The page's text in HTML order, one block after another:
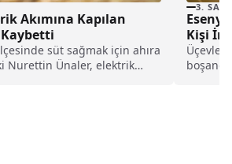
Akımına Kapılan
Kaybetti
süt sağmak için ahıra
Nurettin Ünaler, elektrik
3.
Kişi
Üçevler